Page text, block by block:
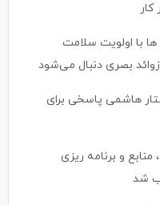
با اولویت سلامت
بصری دنبال می‌شود
ستار هاشمی پاسخی برای
و برنامه ریزی
شد